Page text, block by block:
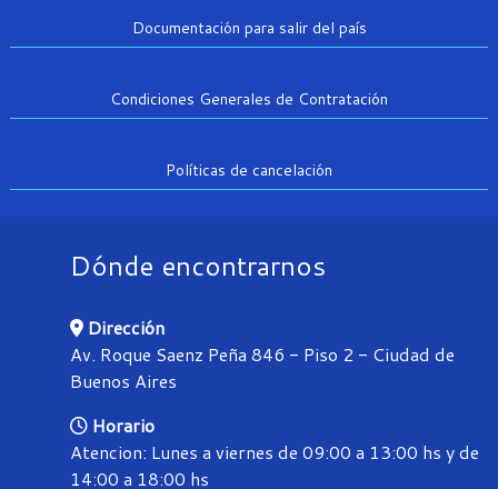
Documentación para salir del país
Condiciones Generales de Contratación
Políticas de cancelación
Dónde encontrarnos
Dirección
Av. Roque Saenz Peña 846 - Piso 2 - Ciudad de
Buenos Aires
Horario
Atencion: Lunes a viernes de 09:00 a 13:00 hs y de
14:00 a 18:00 hs